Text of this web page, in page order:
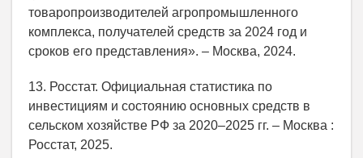
товаропроизводителей агропромышленного
комплекса, получателей средств за 2024 год и
сроков его представления». – Москва, 2024.
13. Росстат. Официальная статистика по
инвестициям и состоянию основных средств в
сельском хозяйстве РФ за 2020–2025 гг. – Москва :
Росстат, 2025.